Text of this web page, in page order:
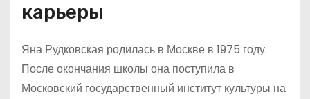
карьеры
Яна Рудковская родилась в Москве в 1975 году.
После окончания школы она поступила в
Московский государственный институт культуры на